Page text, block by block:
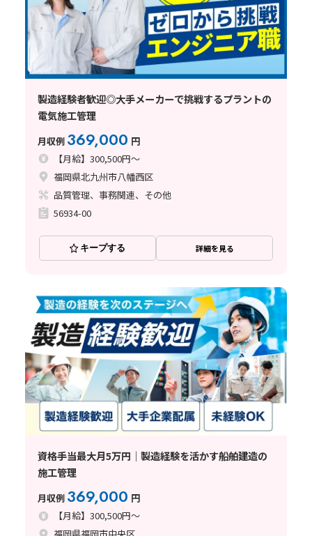
製造経験者歓迎◎大手メーカーで挑戦するプラントの
電気施工管理
月収例 369,000 円
【月給】300,500円～
福岡県北九州市八幡西区
品質管理、事務関連、その他
56934-00
キープする 詳細を見る
資格手当最大月5万円｜製造経験を活かす船舶建造の
施工管理
月収例 369,000 円
【月給】300,500円～